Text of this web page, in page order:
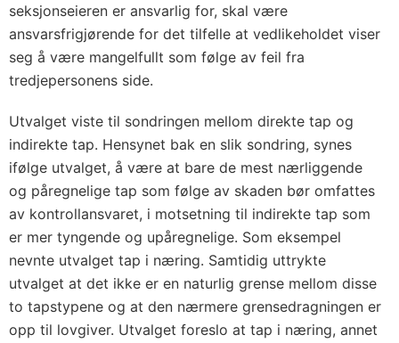
seksjonseieren er ansvarlig for, skal være
ansvarsfrigjørende for det tilfelle at vedlikeholdet viser
seg å være mangelfullt som følge av feil fra
tredjepersonens side.
Utvalget viste til sondringen mellom direkte tap og
indirekte tap. Hensynet bak en slik sondring, synes
ifølge utvalget, å være at bare de mest nærliggende
og påregnelige tap som følge av skaden bør omfattes
av kontrollansvaret, i motsetning til indirekte tap som
er mer tyngende og upåregnelige. Som eksempel
nevnte utvalget tap i næring. Samtidig uttrykte
utvalget at det ikke er en naturlig grense mellom disse
to tapstypene og at den nærmere grensedragningen er
opp til lovgiver. Utvalget foreslo at tap i næring, annet